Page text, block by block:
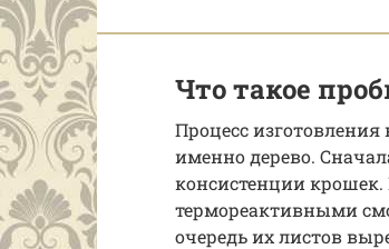
Что такое
Процесс
именно дерево.
консистенции
термореактивными
очередь их листов